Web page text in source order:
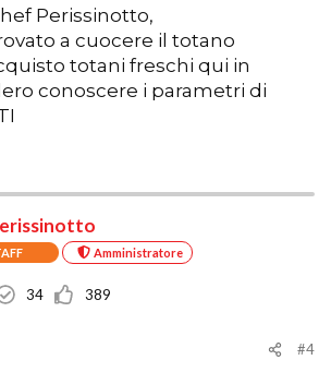
Perissinotto,
a cuocere il totano
totani freschi qui in
conoscere i parametri di
Amministratore
34 389
#4